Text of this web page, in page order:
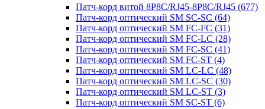
Патч-корд витой 8P8C/RJ45-8P8C/RJ45 (677)
Патч-корд оптический SM SC-SC (64)
Патч-корд оптический SM FC-FC (31)
Патч-корд оптический SM FC-LC (28)
Патч-корд оптический SM FC-SC (41)
Патч-корд оптический SM FC-ST (4)
Патч-корд оптический SM LC-LC (48)
Патч-корд оптический SM LC-SC (30)
Патч-корд оптический SM LC-ST (3)
Патч-корд оптический SM SC-ST (6)